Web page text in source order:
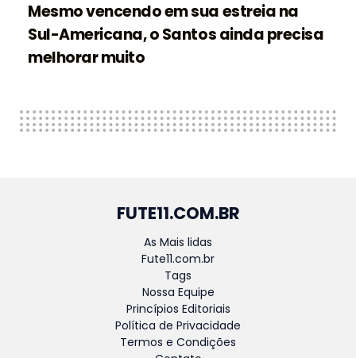
Mesmo vencendo em sua estreia na
Sul-Americana, o Santos ainda precisa
melhorar muito
FUTE11.COM.BR
As Mais lidas
Fute11.com.br
Tags
Nossa Equipe
Princípios Editoriais
Política de Privacidade
Termos e Condições